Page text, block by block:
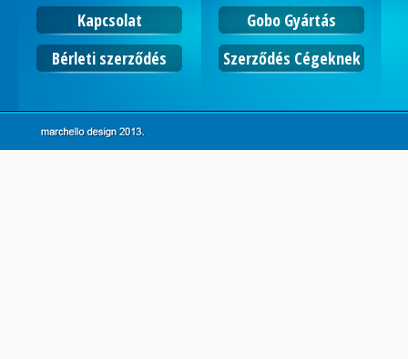
Kapcsolat
Bérleti szerződés
Gobo Gyártás
Szerződés Cégeknek